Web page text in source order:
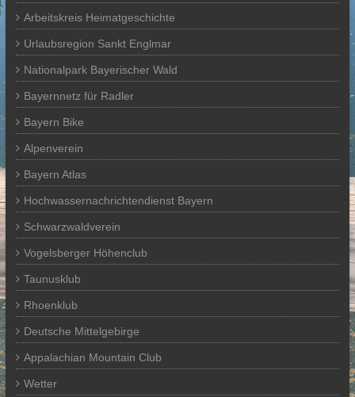
Arbeitskreis Heimatgeschichte
Urlaubsregion Sankt Englmar
Nationalpark Bayerischer Wald
Bayernnetz für Radler
Bayern Bike
Alpenverein
Bayern Atlas
Hochwassernachrichtendienst Bayern
Schwarzwaldverein
Vogelsberger Höhenclub
Taunusklub
Rhoenklub
Deutsche Mittelgebirge
Appalachian Mountain Club
Wetter